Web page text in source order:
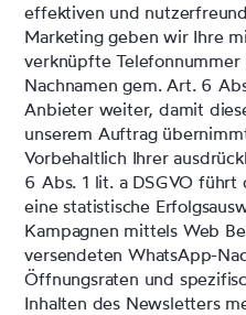
effektiven und
Marketing geben wir Ihre
verknüpfte
Nachnamen gem. Art. 6
Anbieter weiter, damit
unserem Auftrag
Vorbehaltlich Ihrer
6 Abs. 1 lit. a DSGVO
eine statistische
Kampagnen mittels Web
versendeten WhatsApp-
Öffnungsraten und
Inhalten des Newsletters